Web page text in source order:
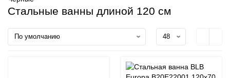
Стальные ванны длиной 120 см